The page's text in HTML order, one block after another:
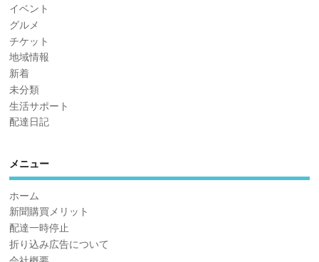
イベント
グルメ
チケット
地域情報
新着
未分類
生活サポート
配達日記
メニュー
ホーム
新聞購買メリット
配達一時停止
折り込み広告について